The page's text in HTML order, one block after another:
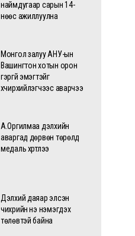
наймдугаар сарын 14-
нөөс ажиллуулна
Монгол залуу АНУ-ын
Вашингтон хотын орон
гэргүй эмэгтэйг
хүчирхийлэгчээс аварчээ
А.Оргилмаа дэлхийн
аваргад дөрвөн төрөлд
медаль хүртлээ
Дэлхий даяар элсэн
чихрийн үнэ нэмэгдэх
төлөвтэй байна